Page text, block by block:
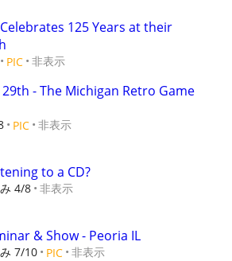
125 Years at their
PIC 非表示
- The Michigan Retro Game
PIC 非表示
to a CD?
4/8 非表示
& Show - Peoria IL
7/10 PIC 非表示